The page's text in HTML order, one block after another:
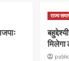
राज्य
मिलेगा